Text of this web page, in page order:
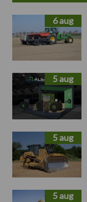
Sidebar
6 aug
5 aug
5 aug
5 aug